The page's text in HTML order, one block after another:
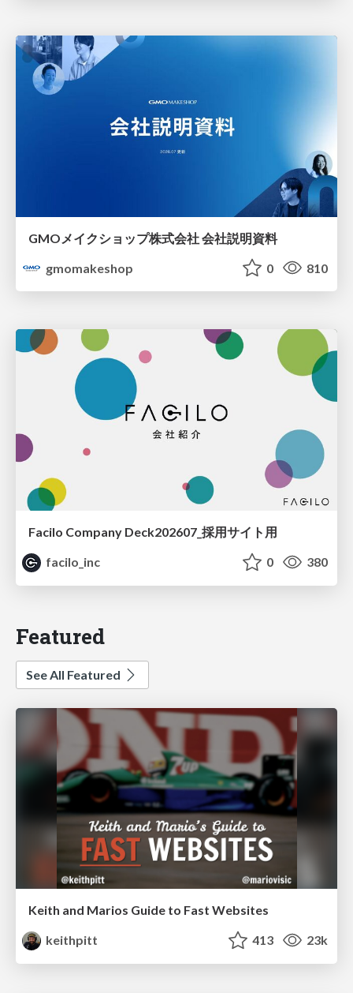
GMOメイクショップ株式会社 会社説明資料
gmomakeshop
0 810
Facilo Company Deck202607_採用サイト用
facilo_inc
0 380
Featured
See All Featured
Keith and Marios Guide to Fast Websites
keithpitt
413 23k